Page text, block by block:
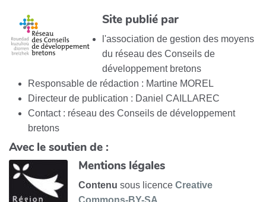
Site publié par
l'association de gestion des moyens
du réseau des Conseils de
développement bretons
Responsable de rédaction : Martine MOREL
Directeur de publication : Daniel CAILLAREC
Contact : réseau des Conseils de développement
bretons
Avec le soutien de :
Mentions légales
Contenu sous licence Creative